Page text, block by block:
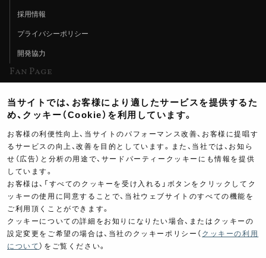
採用情報
プライバシーポリシー
開発協力
Fan Page
ヨシムラTV
イベント情報
イベントスケジュール
ツーリングブレイクタイム
製品ポスター
当サイトでは、お客様により適したサービスを提供するた
め、クッキー（Cookie）を利用しています。
お客様の利便性向上、当サイトのパフォーマンス改善、お客様に提唱す
るサービスの向上、改善を目的としています。また、当社では、お知ら
せ（広告）と分析の用途で、サードパーティークッキーにも情報を提供
しています。
お客様は、「すべてのクッキーを受け入れる」ボタンをクリックしてク
ッキーの使用に同意することで、当社ウェブサイトのすべての機能を
ご利用頂くことができます。
クッキーについての詳細をお知りになりたい場合、またはクッキーの
設定変更をご希望の場合は、当社のクッキーポリシー（ クッキーの利用
について ）をご覧ください。